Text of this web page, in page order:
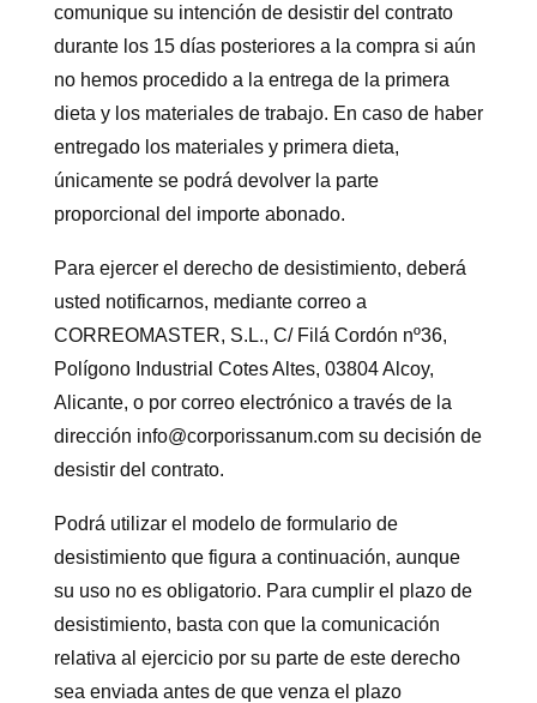
comunique su intención de desistir del contrato
durante los 15 días posteriores a la compra si aún
no hemos procedido a la entrega de la primera
dieta y los materiales de trabajo. En caso de haber
entregado los materiales y primera dieta,
únicamente se podrá devolver la parte
proporcional del importe abonado.
Para ejercer el derecho de desistimiento, deberá
usted notificarnos, mediante correo a
CORREOMASTER, S.L., C/ Filá Cordón nº36,
Polígono Industrial Cotes Altes, 03804 Alcoy,
Alicante, o por correo electrónico a través de la
dirección info@corporissanum.comsu decisión de
desistir del contrato.
Podrá utilizar el modelo de formulario de
desistimiento que figura a continuación, aunque
su uso no es obligatorio. Para cumplir el plazo de
desistimiento, basta con que la comunicación
relativa al ejercicio por su parte de este derecho
sea enviada antes de que venza el plazo